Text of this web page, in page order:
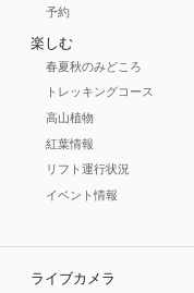
予約
楽しむ
春夏秋のみどころ
トレッキングコース
高山植物
紅葉情報
リフト運行状況
イベント情報
ライブカメラ